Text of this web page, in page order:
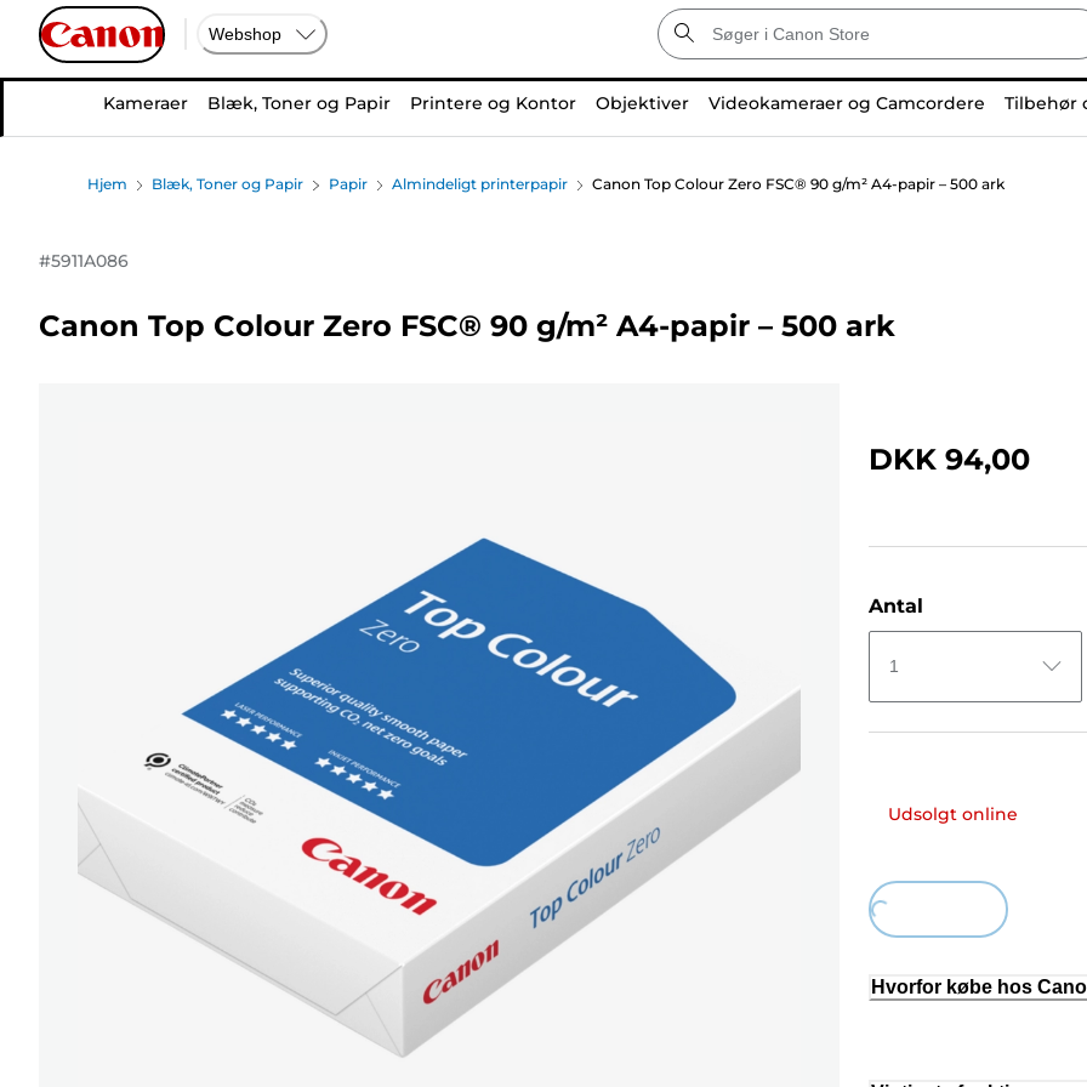
Webshop
Kameraer Blæk, Toner og Papir Printere og Kontor Objektiver Videokameraer og Camcordere Tilbehør
Hjem Blæk, Toner og Papir Papir Almindeligt printerpapir Canon Top Colour Zero FSC® 90 g/m² A4-papir – 500 ark
#5911A086
Canon Top Colour Zero FSC® 90 g/m² A4-papir – 500 ark
DKK 94,00
Antal
1
Udsolgt online
Loading...
Hvorfor købe hos